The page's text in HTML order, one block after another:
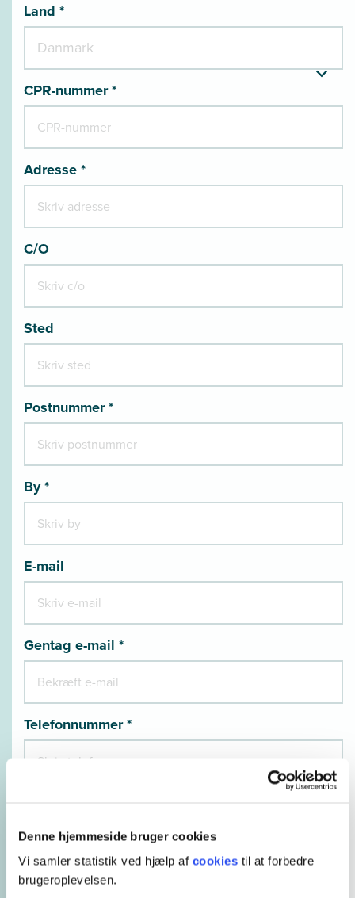
Denne hjemmeside bruger cookies
Vi samler statistik ved hjælp af cookies til at forbedre
brugeroplevelsen.
Land *
CPR-nummer *
Adresse *
C/O
Sted
Postnummer *
By *
E-mail
Gentag e-mail *
Telefonnummer *